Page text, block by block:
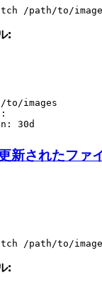
/path/to/
:
to/images
:
: 30d
新されたファ
/path/to/
: